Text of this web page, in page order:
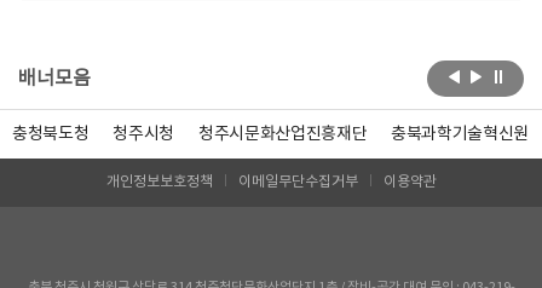
배너모음
충청북도청 청주시청 청주시문화산업진흥재단 충북과학기술혁신원
개인정보보호정책 이메일무단수집거부 이용약관